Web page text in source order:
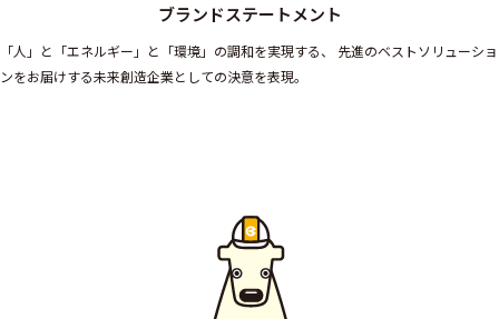
ブランドステートメント
「人」と「エネルギー」と「環境」の調和を実現する、
先進のベストソリューショ
ンをお届けする未来創造企業としての決意を表現。